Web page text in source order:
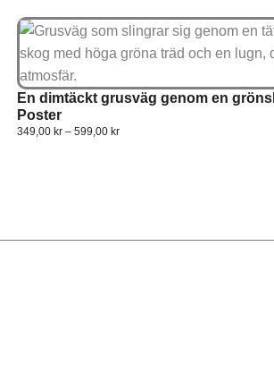
En dimtäckt grusväg genom en
Poster
349,00 kr – 599,00 kr